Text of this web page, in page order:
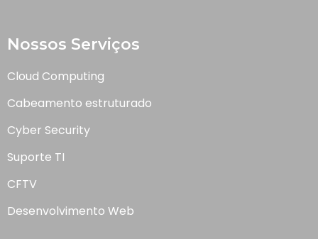
Nossos Serviços
Cloud Computing
Cabeamento estruturado
Cyber Security
Suporte TI
CFTV
Desenvolvimento Web